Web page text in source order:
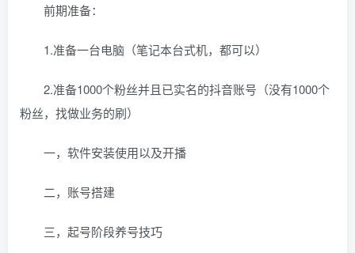
前期准备：
1.准备一台电脑（笔记本台式机，都可以）
2.准备1000个粉丝并且已实名的抖音账号（没有1000个
粉丝，找做业务的刷）
一，软件安装使用以及开播
二，账号搭建
三，起号阶段养号技巧